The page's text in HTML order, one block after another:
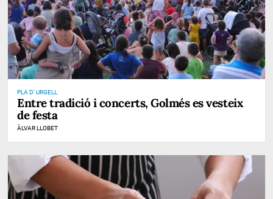
PLA D' URGELL
Entre tradició i concerts, Golmés es vesteix
de festa
ÀLVAR LLOBET